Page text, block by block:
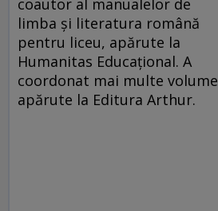
coautor al manualelor de
limba și literatura româ­nă
pentru liceu, apărute la
Humanitas Edu­ca­țional. A
coordonat mai multe volume
apărute la Editura Arthur.